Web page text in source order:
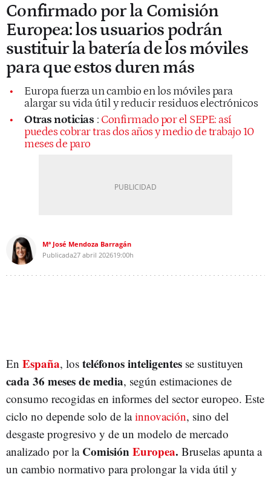
Confirmado por la Comisión
Europea: los usuarios podrán
sustituir la batería de los móviles
para que estos duren más
Europa fuerza un cambio en los móviles para
alargar su vida útil y reducir residuos electrónicos
Otras noticias : Confirmado por el SEPE: así
puedes cobrar tras dos años y medio de trabajo 10
meses de paro
Mª José Mendoza Barragán
Publicada27 abril 202619:00h
En España, los teléfonos inteligentes se sustituyen
cada 36 meses de media, según estimaciones de
consumo recogidas en informes del sector europeo. Este
ciclo no depende solo de lainnovación, sino del
desgaste progresivo y de un modelo de mercado
analizado por laComisiónEuropea. Bruselas apunta a
un cambio normativo para prolongar la vida útil y